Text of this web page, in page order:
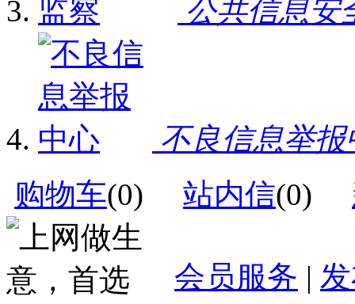
公共信息安
不良信息举报
购物车(0) 站内信(0)
会员服务 |